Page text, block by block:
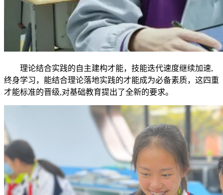
理论结合实践的自主建构才能，技能迭代速度继续加速,
终身学习，能结合理论落地实践的才能成为必备素质，这四重
才能标准的晋级,对基础教育提出了全新的要求。